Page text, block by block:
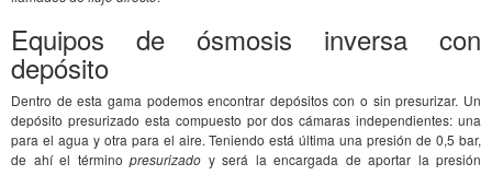
Equipos de ósmosis inversa con
depósito
Dentro de esta gama podemos encontrar depósitos con o sin presurizar. Un
depósito presurizado esta compuesto por dos cámaras independientes: una
para el agua y otra para el aire. Teniendo está última una presión de 0,5 bar,
de ahí el término presurizado y será la encargada de aportar la presión